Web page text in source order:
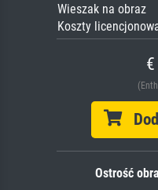
Wieszak na obraz
Koszty
Ostrość